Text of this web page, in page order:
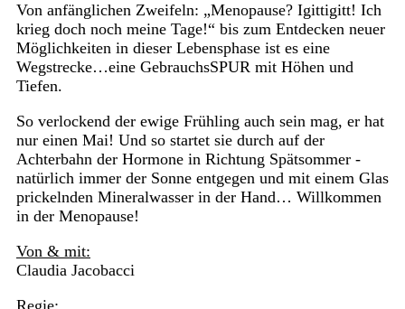
Von anfänglichen Zweifeln: „Menopause? Igittigitt! Ich
krieg doch noch meine Tage!“ bis zum Entdecken neuer
Möglichkeiten in dieser Lebensphase ist es eine
Wegstrecke…eine GebrauchsSPUR mit Höhen und
Tiefen.
So verlockend der ewige Frühling auch sein mag, er hat
nur einen Mai! Und so startet sie durch auf der
Achterbahn der Hormone in Richtung Spätsommer -
natürlich immer der Sonne entgegen und mit einem Glas
prickelnden Mineralwasser in der Hand… Willkommen
in der Menopause!
Von & mit:
Claudia Jacobacci
Regie: